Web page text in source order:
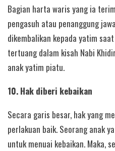
Bagian harta waris yang ia
pengasuh atau penanggung
dikembalikan kepada yatim
tertuang dalam kisah Nabi
anak yatim piatu.
10. Hak diberi kebaikan
Secara garis besar, hak yang
perlakuan baik. Seorang anak
untuk menuai kebaikan. Maka,